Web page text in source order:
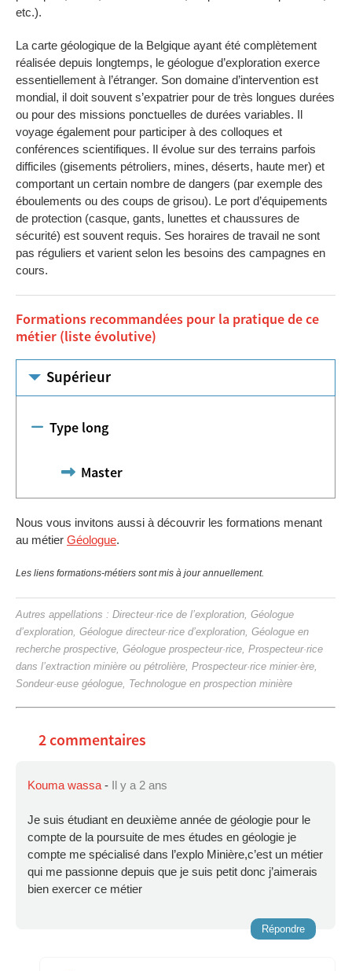
etc.).
La carte géologique de la Belgique ayant été complètement
réalisée depuis longtemps, le géologue d’exploration exerce
essentiellement à l’étranger. Son domaine d’intervention est
mondial, il doit souvent s’expatrier pour de très longues durées
ou pour des missions ponctuelles de durées variables. Il
voyage également pour participer à des colloques et
conférences scientifiques. Il évolue sur des terrains parfois
difficiles (gisements pétroliers, mines, déserts, haute mer) et
comportant un certain nombre de dangers (par exemple des
éboulements ou des coups de grisou). Le port d’équipements
de protection (casque, gants, lunettes et chaussures de
sécurité) est souvent requis. Ses horaires de travail ne sont
pas réguliers et varient selon les besoins des campagnes en
cours.
Formations recommandées pour la pratique de ce
métier (liste évolutive)
Supérieur
Type long
Master
Nous vous invitons aussi à découvrir les formations menant
au métier Géologue.
Les liens formations-métiers sont mis à jour annuellement.
Autres appellations : Directeur·rice de l’exploration, Géologue
d’exploration, Géologue directeur·rice d’exploration, Géologue en
recherche prospective, Géologue prospecteur·rice, Prospecteur·rice
dans l’extraction minière ou pétrolière, Prospecteur·rice minier·ère,
Sondeur·euse géologue, Technologue en prospection minière
2 commentaires
Kouma wassa - Il y a 2 ans
Je suis étudiant en deuxième année de géologie pour le
compte de la poursuite de mes études en géologie je
compte me spécialisé dans l’explo Minière,c’est un métier
qui me passionne depuis que je suis petit donc j’aimerais
bien exercer ce métier
Répondre